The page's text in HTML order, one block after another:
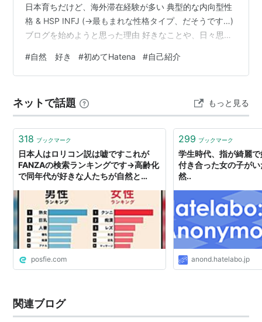
日本育ちだけど、海外滞在経験が多い 典型的な内向型性
格 & HSP INFJ (→最もまれな性格タイプ、だそうです…)
ブログを始めようと思った理由 好きなことや、日々思う
分の感性を共有できるようなつながりを、誰かと感じら
れたら嬉しいです。 はてなブログを選んだ理由 ChatGPT
と、（ここ数年人気を博している他のブログサイトより
も）はてなブログがお勧め」と言われました。 どんなブ
ログに…
#自然 好き #初めてHatena #自己紹介
ネットで話題 もっと見る
318 ブックマーク
日本人はロリコン説は嘘ですこれが
FANZAの検索ランキングです→高齢化
で同年代が好きな人たちが自然と…
posfie.com
299 ブックマーク
学生時代、指が綺麗
付き合った女の子が
然..
anond.hatelabo.jp
関連ブログ